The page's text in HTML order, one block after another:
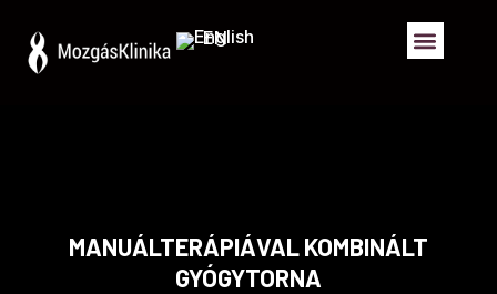
EN
MANUÁLTERÁPIÁVAL KOMBINÁLT
GYÓGYTORNA